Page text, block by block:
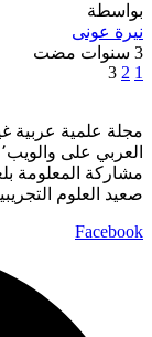
بواسطة
نيرة عونى
3 سنوات مضت
1
2
3
مجلة علمية عربية
صعيد العلوم
Facebook